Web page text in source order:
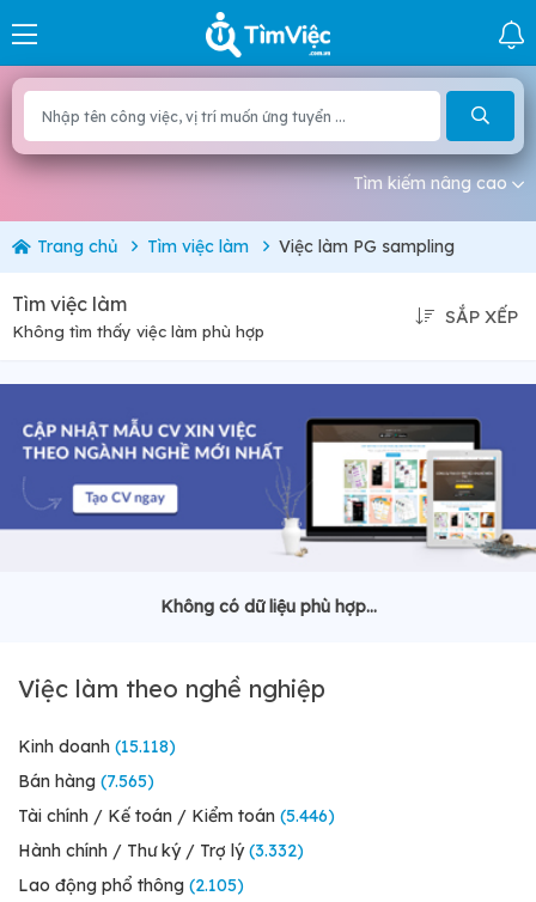
Tìm kiếm nâng cao
Trang chủ Tìm việc làm Việc làm PG sampling
Tìm việc làm
Không tìm thấy việc làm phù hợp
SẮP XẾP
Không có dữ liệu phù hợp...
Việc làm theo nghề nghiệp
Kinh doanh (15.118)
Bán hàng (7.565)
Tài chính / Kế toán / Kiểm toán (5.446)
Hành chính / Thư ký / Trợ lý (3.332)
Lao động phổ thông (2.105)